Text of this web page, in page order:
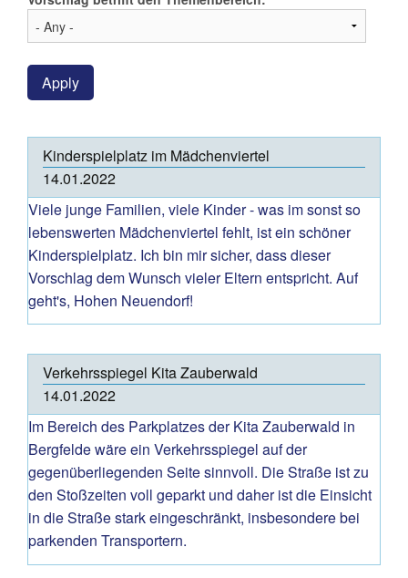
Apply
Kinderspielplatz im Mädchenviertel
14.01.2022
Viele junge Familien, viele Kinder - was im sonst so
lebenswerten Mädchenviertel fehlt, ist ein schöner
Kinderspielplatz. Ich bin mir sicher, dass dieser
Vorschlag dem Wunsch vieler Eltern entspricht. Auf
geht's, Hohen Neuendorf!
Verkehrsspiegel Kita Zauberwald
14.01.2022
Im Bereich des Parkplatzes der Kita Zauberwald in
Bergfelde wäre ein Verkehrsspiegel auf der
gegenüberliegenden Seite sinnvoll. Die Straße ist zu
den Stoßzeiten voll geparkt und daher ist die Einsicht
in die Straße stark eingeschränkt, insbesondere bei
parkenden Transportern.